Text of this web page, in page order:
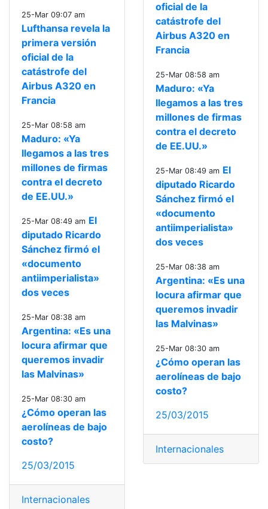
25-Mar 09:07 am
Lufthansa revela la
primera versión
oficial de la
catástrofe del
Airbus A320 en
Francia
25-Mar 08:58 am
Maduro: «Ya
llegamos a las tres
millones de firmas
contra el decreto
de EE.UU.»
25-Mar 08:49 am El
diputado Ricardo
Sánchez firmó el
«documento
antiimperialista»
dos veces
25-Mar 08:38 am
Argentina: «Es una
locura afirmar que
queremos invadir
las Malvinas»
25-Mar 08:30 am
¿Cómo operan las
aerolíneas de bajo
costo?
25/03/2015
Internacionales
oficial de la
catástrofe del
Airbus A320 en
Francia
25-Mar 08:58 am
Maduro: «Ya
llegamos a las tres
millones de firmas
contra el decreto
de EE.UU.»
25-Mar 08:49 am El
diputado Ricardo
Sánchez firmó el
«documento
antiimperialista»
dos veces
25-Mar 08:38 am
Argentina: «Es una
locura afirmar que
queremos invadir
las Malvinas»
25-Mar 08:30 am
¿Cómo operan las
aerolíneas de bajo
costo?
25/03/2015
Internacionales